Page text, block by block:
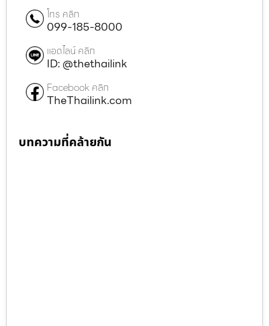
โทร คลิก
099-185-8000
แอดไลน์ คลิก
ID: @thethailink
Facebook คลิก
TheThailink.com
บทความที่คล้ายกัน